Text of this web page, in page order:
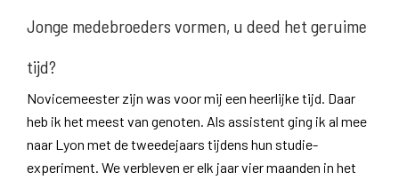
Jonge medebroeders vormen, u deed het geruime
tijd?
Novicemeester zijn was voor mij een heerlijke tijd. Daar
heb ik het meest van genoten. Als assistent ging ik al mee
naar Lyon met de tweedejaars tijdens hun studie-
experiment. We verbleven er elk jaar vier maanden in het